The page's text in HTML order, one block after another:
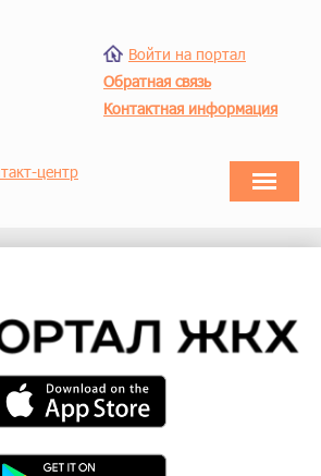
Войти на портал
Обратная связь
Контактная информация
центр